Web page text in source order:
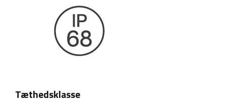
Tæthedsklasse